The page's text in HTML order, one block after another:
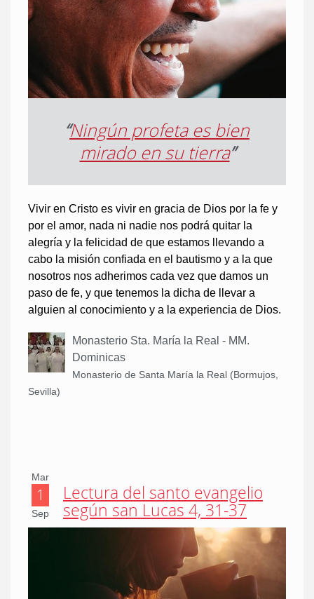
“Ningún profeta es bien
mirado en su tierra”
Vivir en Cristo es vivir en gracia de Dios por la fe y
por el amor, nada ni nadie nos podrá quitar la
alegría y la felicidad de que estamos llevando a
cabo la misión confiada en el bautismo y a la que
nosotros nos adherimos cada vez que damos un
paso de fe, y que tenemos la dicha de llevar a
alguien al conocimiento y a la experiencia de Dios.
Monasterio Sta. María la Real - MM.
Dominicas
Monasterio de Santa María la Real (Bormujos,
Sevilla)
Mar
1
Sep
Lectura del santo evangelio
según san Lucas 4, 31-37